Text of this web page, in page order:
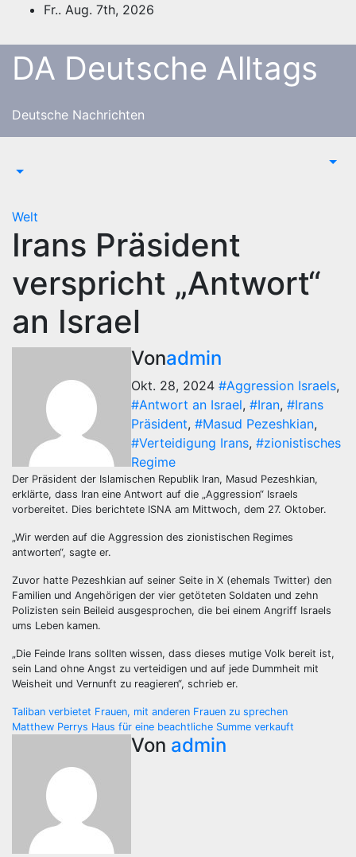
springen
Fr.. Aug. 7th, 2026
DA Deutsche Alltags
Deutsche Nachrichten
Welt
Irans Präsident
verspricht „Antwort“
an Israel
Vonadmin
Okt. 28, 2024 #Aggression Israels,
#Antwort an Israel, #Iran, #Irans
Präsident, #Masud Pezeshkian,
#Verteidigung Irans, #zionistisches
Regime
Der Präsident der Islamischen Republik Iran, Masud Pezeshkian,
erklärte, dass Iran eine Antwort auf die „Aggression“ Israels
vorbereitet. Dies berichtete ISNA am Mittwoch, dem 27. Oktober.
„Wir werden auf die Aggression des zionistischen Regimes
antworten“, sagte er.
Zuvor hatte Pezeshkian auf seiner Seite in X (ehemals Twitter) den
Familien und Angehörigen der vier getöteten Soldaten und zehn
Polizisten sein Beileid ausgesprochen, die bei einem Angriff Israels
ums Leben kamen.
„Die Feinde Irans sollten wissen, dass dieses mutige Volk bereit ist,
sein Land ohne Angst zu verteidigen und auf jede Dummheit mit
Weisheit und Vernunft zu reagieren“, schrieb er.
Beitragsnavigation
Taliban verbietet Frauen, mit anderen Frauen zu sprechen
Matthew Perrys Haus für eine beachtliche Summe verkauft
Von admin